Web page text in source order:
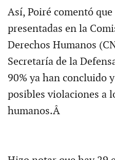
Así, Poiré comentó
presentadas en la
Derechos Humanos
Secretaría de la
90% ya han concluido
posibles violaciones a
humanos.Â